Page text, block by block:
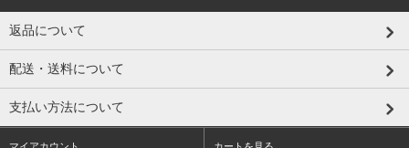
返品について
配送・送料について
支払い方法について